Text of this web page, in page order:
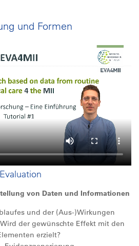
und Formen
von Daten und Informationen
und der (Aus-)Wirkungen
der gewünschte Effekt mit den
erzielt?